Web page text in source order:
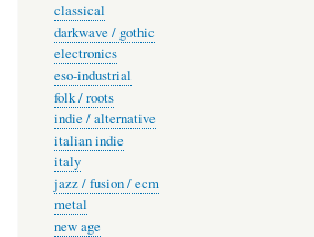
classical
darkwave / gothic
electronics
eso-industrial
folk / roots
indie / alternative
italian indie
italy
jazz / fusion / ecm
metal
new age